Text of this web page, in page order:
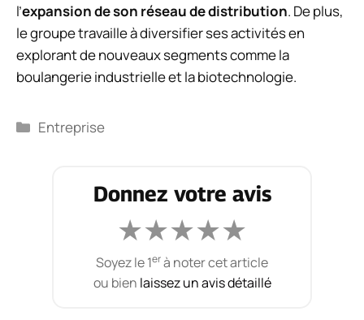
l’expansion de son réseau de distribution. De plus,
le groupe travaille à diversifier ses activités en
explorant de nouveaux segments comme la
boulangerie industrielle et la biotechnologie.
Catégories
Entreprise
Donnez votre avis
★★★★★
Soyez le 1erà noter cet article
ou bien laissez un avis détaillé